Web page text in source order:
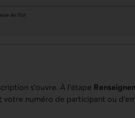
s’ouvre. À l’étape
numéro de participant ou